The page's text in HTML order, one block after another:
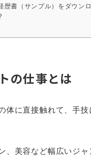
歴書（サンプル）をダウン
の仕事とは
体に直接触れて、手
美容など幅広いジャ